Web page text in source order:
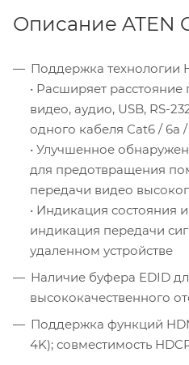
Описание ATEN
Поддержка технологии
• Расширяет
видео, аудио, USB, RS-
одного кабеля Cat6 / 6a
• Улучшенное
для предотвращения
передачи видео
• Индикация состояния
индикация передачи
удаленном устройстве
Наличие буфера EDID
высококачественного
Поддержка функций
4K); совместимость